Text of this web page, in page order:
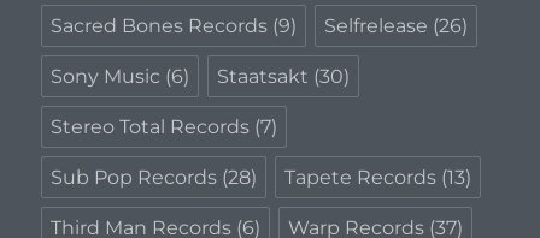
Sacred Bones Records (9) Selfrelease (26)
Sony Music (6) Staatsakt (30)
Stereo Total Records (7)
Sub Pop Records (28) Tapete Records (13)
Third Man Records (6) Warp Records (37)